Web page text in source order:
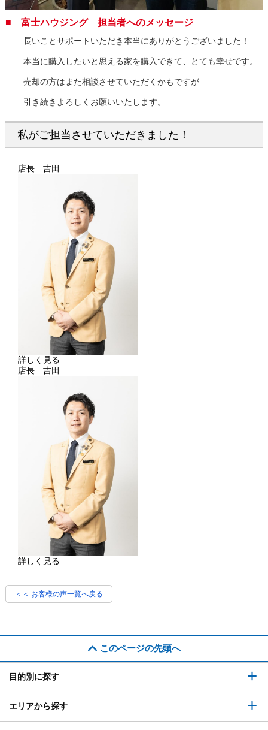
■ 富士ハウジング 担当者へのメッセージ
長いことサポートいただき本当にありがとうございました！
本当に購入したいと思える家を購入できて、とても幸せです。
売却の方はまた相談させていただくかもですが
引き続きよろしくお願いいたします。
私がご担当させていただきました！
店長 吉田
詳しく見る
店長 吉田
詳しく見る
＜＜ お客様の声一覧へ戻る
このページの先頭へ
目的別に探す
エリアから探す